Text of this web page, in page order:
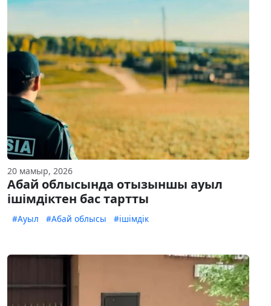
20 мамыр, 2026
Абай облысында отызыншы ауыл
ішімдіктен бас тартты
#Ауыл #Абай облысы #ішімдік